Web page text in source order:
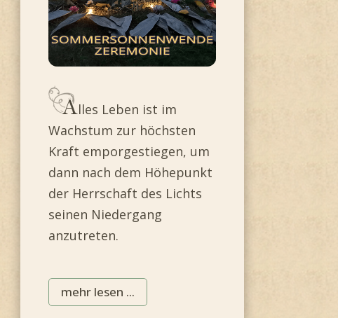
lles Leben ist im
Wachstum zur höchsten
Kraft emporgestiegen, um
dann nach dem Höhepunkt
der Herrschaft des Lichts
seinen Niedergang
anzutreten.
mehr lesen ...